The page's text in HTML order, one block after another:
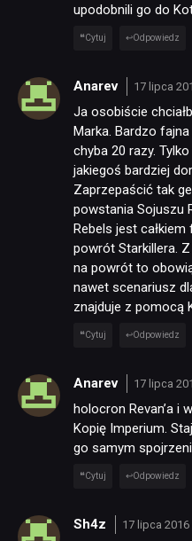
upodobnili go do
Cytuj Odpowiedz
Anarev 17 lipca
Ja osobiście
Marka. Bardzo
chyba 20 razy.
jakiegoś bardziej
Zaprzepaścić tak
powstania Sojuszu
Rebels jest całkiem
powrót Starkillera.
na powrót to
nawet scenariusz
znajduje z pomocą
Cytuj Odpowiedz
Anarev 17 lipca
holocron Revan’a i
Kopię Imperium.
go samym
Cytuj Odpowiedz
Sh4z 17 lipca 2016